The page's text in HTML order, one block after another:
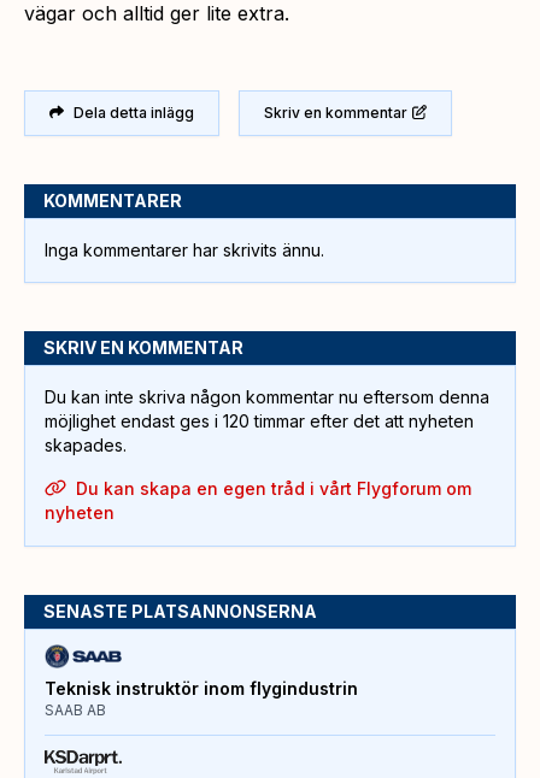
vägar och alltid ger lite extra.
Dela detta inlägg Skriv en kommentar
KOMMENTARER
Inga kommentarer har skrivits ännu.
SKRIV EN KOMMENTAR
Du kan inte skriva någon kommentar nu eftersom denna
möjlighet endast ges i 120 timmar efter det att nyheten
skapades.
Du kan skapa en egen tråd i vårt Flygforum om
nyheten
SENASTE PLATSANNONSERNA
Teknisk instruktör inom flygindustrin
SAAB AB